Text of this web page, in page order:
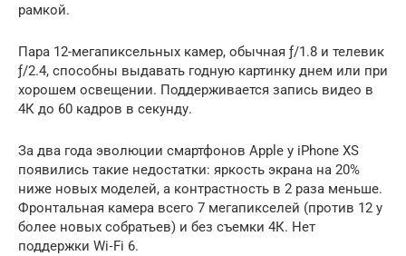
рамкой.
Пара 12-мегапиксельных камер, обычная ƒ/1.8 и телевик
ƒ/2.4, способны выдавать годную картинку днем или при
хорошем освещении. Поддерживается запись видео в
4К до 60 кадров в секунду.
За два года эволюции смартфонов Apple у iPhone XS
появились такие недостатки: яркость экрана на 20%
ниже новых моделей, а контрастность в 2 раза меньше.
Фронтальная камера всего 7 мегапикселей (против 12 у
более новых собратьев) и без съемки 4К. Нет
поддержки Wi‑Fi 6.